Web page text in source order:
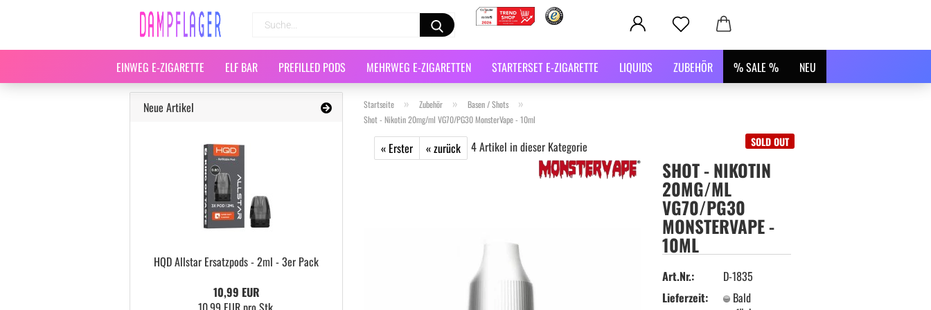
EINWEG E-ZIGARETTE ELF BAR PREFILLED PODS MEHRWEG E-ZIGARETTEN STARTERSET E-ZIGARETTE LIQUIDS ZUBEHÖR % SALE % NEU
Startseite » Zubehör » Basen / Shots »
Shot - Nikotin 20mg/ml VG70/PG30 MonsterVape - 10ml
« Erster « zurück 4Artikel in dieser Kategorie SOLD OUT
SHOT - NIKOTIN
20MG/ML
VG70/PG30
MONSTERVAPE -
10ML
Art.Nr.:
D-1835
Lieferzeit:
Bald
Neue Artikel
HQD Allstar Ersatzpods - 2ml - 3er Pack
10,99 EUR